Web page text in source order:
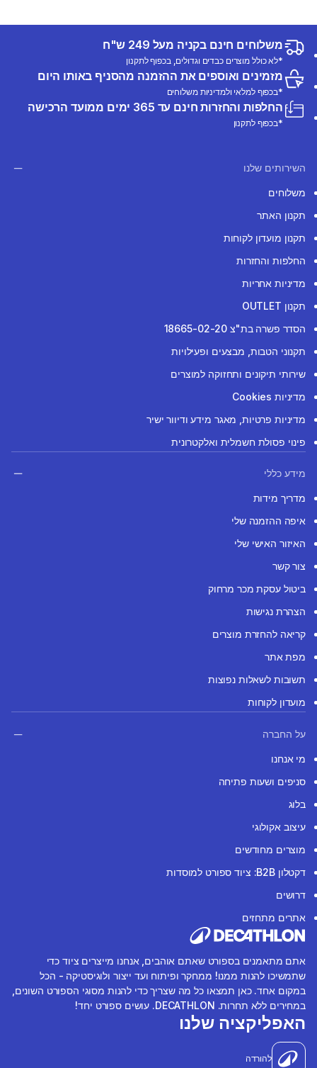
משלוחים חינם בקניה מעל 249 ש"ח
*לא כולל מוצרים כבדים וגדולים, בכפוף לתקנון
מזמינים ואוספים את ההזמנה מהסניף באותו היום
*בכפוף למלאי ולמדיניות משלוחים
החלפות והחזרות חינם עד 365 ימים ממועד הרכישה
*בכפוף לתקנון
השירותים שלנו
משלוחים
תקנון האתר
תקנון מועדון לקוחות
החלפות והחזרות
מדיניות אחריות
תקנון OUTLET
הסדר פשרה בת"צ 18665-02-20
תקנוני הטבות, מבצעים ופעילויות
שירותי תיקונים ותחזוקה למוצרים
מדיניות Cookies
מדיניות פרטיות, מאגר מידע ודיוור ישיר
פינוי פסולת חשמלית ואלקטרונית
מידע כללי
מדריך מידות
איפה ההזמנה שלי
האיזור האישי שלי
צור קשר
ביטול עסקת מכר מרחוק
הצהרת נגישות
קריאה להחזרת מוצרים
מפת אתר
תשובות לשאלות נפוצות
מועדון לקוחות
על החברה
מי אנחנו
סניפים ושעות פתיחה
בלוג
עיצוב אקולוגי
מוצרים מחודשים
דקטלון B2B: ציוד ספורט למוסדות
דרושים
אתרים מתחזים
אתם מתאמנים בספורט שאתם אוהבים, אנחנו מייצרים ציוד כדי
שתמשיכו להנות ממנו! ממחקר ופיתוח ועד ייצור ולוגיסטיקה - הכל
במקום אחד. כאן תמצאו כל מה שצריך כדי להנות מסוגי הספורט השונים,
במחירים ללא תחרות. DECATHLON. עושים ספורט יחד!
האפליקציה שלנו
להורדה